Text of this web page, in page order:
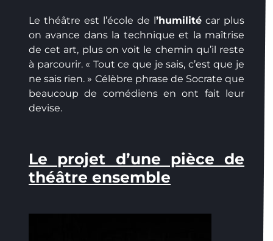
Le théâtre est l’école de l ’humilité car plus
on avance dans la technique et la maîtrise
de cet art, plus on voit le chemin qu’il reste
à parcourir. « Tout ce que je sais, c’est que je
ne sais rien. » Célèbre phrase de Socrate que
beaucoup de comédiens en ont fait leur
devise.
Le projet d’une pièce de
théâtre ensemble